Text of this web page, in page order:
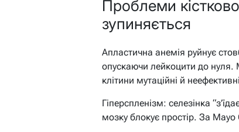
Проблеми
зупиняється
Апластична анемія руйнує
опускаючи лейкоцити до нуля.
клітини мутаційні й
Гіперспленізм: селезінка
мозку блокує простір. За